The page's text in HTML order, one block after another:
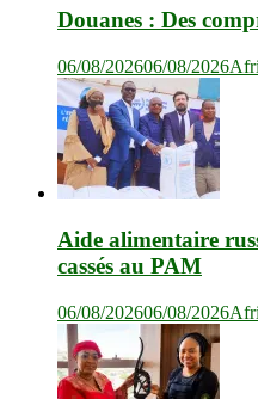
Douanes : Des
06/08/202606/08/2026
Aide alimentaire
cassés au PAM
06/08/202606/08/2026